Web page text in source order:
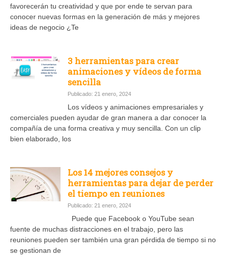
favorecerán tu creatividad y que por ende te servan para
conocer nuevas formas en la generación de más y mejores
ideas de negocio ¿Te
3 herramientas para crear
animaciones y vídeos de forma
sencilla
Publicado: 21 enero, 2024
Los vídeos y animaciones empresariales y
comerciales pueden ayudar de gran manera a dar conocer la
compañía de una forma creativa y muy sencilla. Con un clip
bien elaborado, los
Los 14 mejores consejos y
herramientas para dejar de perder
el tiempo en reuniones
Publicado: 21 enero, 2024
Puede que Facebook o YouTube sean
fuente de muchas distracciones en el trabajo, pero las
reuniones pueden ser también una gran pérdida de tiempo si no
se gestionan de